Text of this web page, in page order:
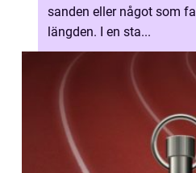
sanden eller något som faktiskt håller i
längden. I en sta...